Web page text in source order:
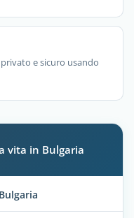
e sicuro usando
vita in Bulgaria